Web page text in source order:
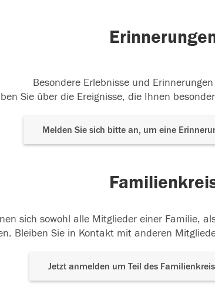
Besondere Erlebnisse und
Sie über die Ereignisse, die Ihnen
Melden Sie sich bitte an, um eine
sich sowohl alle Mitglieder einer Familie,
Bleiben Sie in Kontakt mit anderen
Jetzt anmelden um Teil des